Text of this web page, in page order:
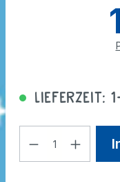
Lieferzeit: